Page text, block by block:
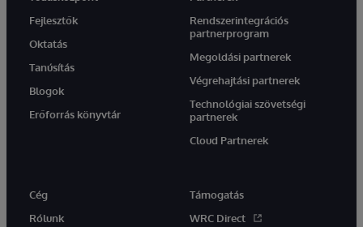
Fejlesztők
Oktatás
Tanúsítás
Blogok
Erőforrás könyvtár
Rendszerintegrációs
partnerprogram
Megoldási partnerek
Végrehajtási partnerek
Technológiai szövetségi
partnerek
Cloud Partnerek
Cég
Rólunk
Támogatás
WRC Direct